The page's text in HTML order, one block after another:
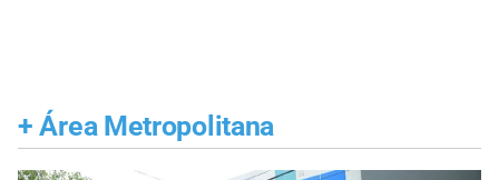
+ Área Metropolitana